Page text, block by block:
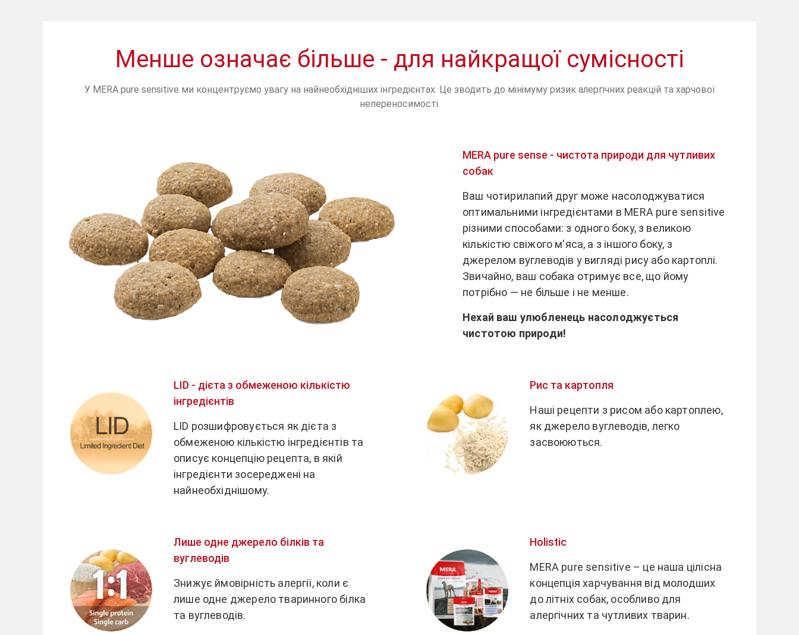
Менше означає більше - для найкращої сумісності
У MERA pure sensitive ми концентруємо увагу на найнеобхідніших інгредієнтах. Це зводить до мінімуму ризик алергічних реакцій та харчової
непереносимості.
MERA pure sense - чистота природи для чутливих
собак
Ваш чотирилапий друг може насолоджуватися
оптимальними інгредієнтами в MERA pure sensitive
різними способами: з одного боку, з великою
кількістю свіжого м'яса, а з іншого боку, з
джерелом вуглеводів у вигляді рису або картоплі.
Звичайно, ваш собака отримує все, що йому
потрібно — не більше і не менше.
Нехай ваш улюбленець насолоджується
чистотою природи!
LID - дієта з обмеженою кількістю
інгредієнтів
LID розшифровується як дієта з
обмеженою кількістю інгредієнтів та
описує концепцію рецепта, в якій
інгредієнти зосереджені на
найнеобхіднішому.
Рис та картопля
Наші рецепти з рисом або картоплею,
як джерело вуглеводів, легко
засвоюються.
Лише одне джерело білків та
вуглеводів
Знижує ймовірність алергії, коли є
лише одне джерело тваринного білка
та вуглеводів.
Holistic
MERA pure sensitive – це наша цілісна
концепція харчування від молодших
до літніх собак, особливо для
алергічних та чутливих тварин.